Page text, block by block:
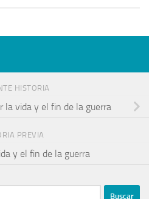
HISTORIA
la vida y el fin de la guerra
PREVIA
y el fin de la guerra